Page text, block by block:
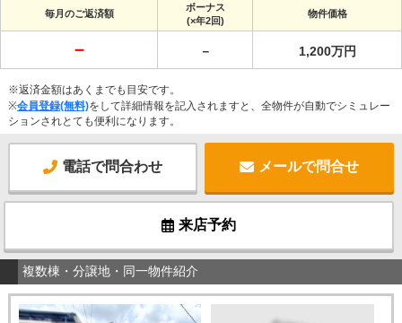
毎月のご返済額
ボーナス
(×年2回)
物件価格
－ － 1,200万円
※返済金額はあくまでも目安です。
※会員登録(無料)をして詳細情報を記入されますと、全物件が自動でシミュレー
ションされとても便利になります。
電話で問合わせ メールで問合せ
来店予約
複数棟・分譲地・同一物件紹介